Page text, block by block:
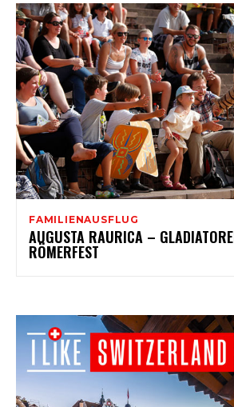
FAMILIENAUSFLUG
AUGUSTA RAURICA –
RÖMERFEST